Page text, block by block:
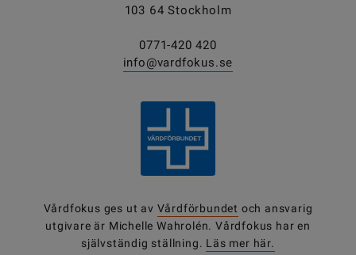
103 64 Stockholm
0771-420 420
info@vardfokus.se
Vårdfokus ges ut av Vårdförbundet och ansvarig
utgivare är Michelle Wahrolén. Vårdfokus har en
självständig ställning. Läs mer här.